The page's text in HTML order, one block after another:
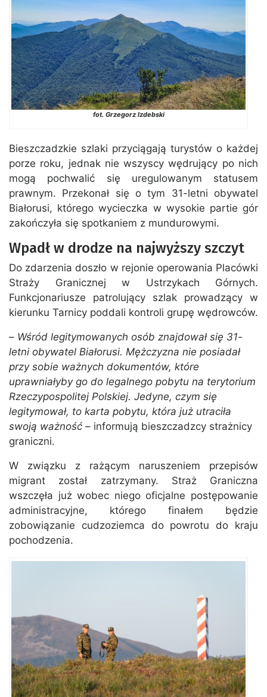
fot. Grzegorz Izdebski
Bieszczadzkie szlaki przyciągają turystów o każdej
porze roku, jednak nie wszyscy wędrujący po nich
mogą pochwalić się uregulowanym statusem
prawnym. Przekonał się o tym 31-letni obywatel
Białorusi, którego wycieczka w wysokie partie gór
zakończyła się spotkaniem z mundurowymi.
Wpadł w drodze na najwyższy szczyt
Do zdarzenia doszło w rejonie operowania Placówki
Straży Granicznej w Ustrzykach Górnych.
Funkcjonariusze patrolujący szlak prowadzący w
kierunku Tarnicy poddali kontroli grupę wędrowców.
– Wśród legitymowanych osób znajdował się 31-
letni obywatel Białorusi. Mężczyzna nie posiadał
przy sobie ważnych dokumentów, które
uprawniałyby go do legalnego pobytu na terytorium
Rzeczypospolitej Polskiej. Jedyne, czym się
legitymował, to karta pobytu, która już utraciła
swoją ważność – informują bieszczadzcy strażnicy
graniczni.
W związku z rażącym naruszeniem przepisów
migrant został zatrzymany. Straż Graniczna
wszczęła już wobec niego oficjalne postępowanie
administracyjne, którego finałem będzie
zobowiązanie cudzoziemca do powrotu do kraju
pochodzenia.